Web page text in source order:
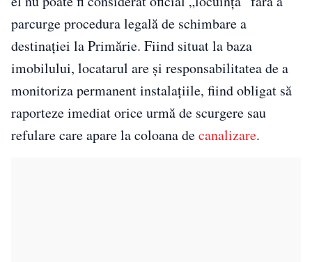
parcurge procedura legală de schimbare a
destinației la Primărie. Fiind situat la baza
imobilului, locatarul are și responsabilitatea de a
monitoriza permanent instalațiile, fiind obligat să
raporteze imediat orice urmă de scurgere sau
refulare care apare la coloana decanalizare.